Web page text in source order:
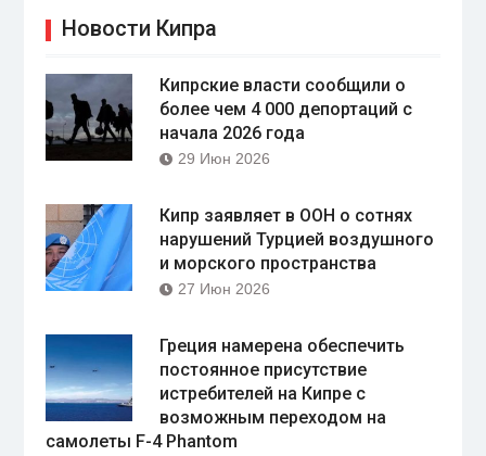
Новости Кипра
Кипрские власти сообщили о
более чем 4 000 депортаций с
начала 2026 года
29 Июн 2026
Кипр заявляет в ООН о сотнях
нарушений Турцией воздушного
и морского пространства
27 Июн 2026
Греция намерена обеспечить
постоянное присутствие
истребителей на Кипре с
возможным переходом на
самолеты F-4 Phantom